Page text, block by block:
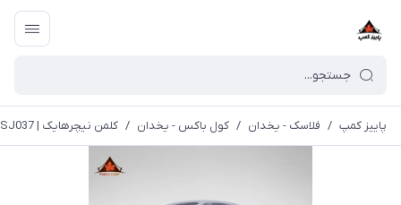
پاییز کمپ / فلاسک - یخدان / کول باکس - یخدان / کلمن نیچرهایک | NH20SJ037